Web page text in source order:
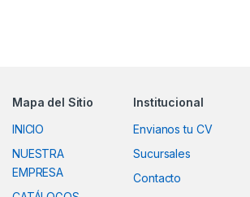
Mapa del Sitio
INICIO
NUESTRA
EMPRESA
Institucional
Envianos tu CV
Sucursales
Contacto